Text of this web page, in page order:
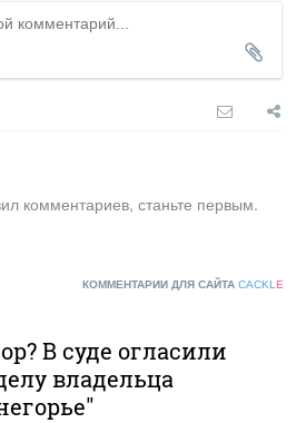
комментариев, станьте первым.
КОММЕНТАРИИ ДЛЯ САЙТА CACKL E
В суде огласили
владельца